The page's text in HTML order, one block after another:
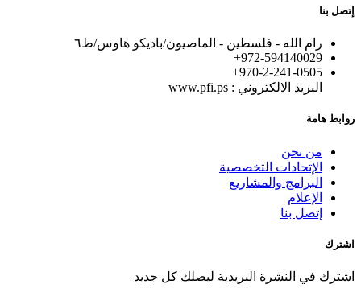
إتصل بنا
رام الله - فلسطين - الماصيون/باديكو هاوس/ط٦
972-594140029+
+970-2-241-0505
البريد الالكتروني : www.pfi.ps
روابط هامة
من نحن
الإتحادات التخصصية
البرامج والمشاريع
الإعلام
إتصل بنا
اشترك
اشترك في النشرة البريدية ليصلك كل جديد